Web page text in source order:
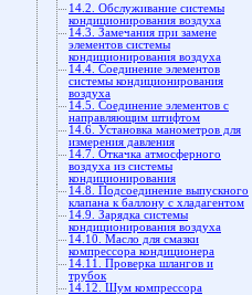
14.2. Обслуживание системы
кондиционирования воздуха
14.3. Замечания при замене
элементов системы
кондиционирования воздуха
14.4. Соединение элементов
системы кондиционирования
воздуха
14.5. Соединение элементов с
направляющим штифтом
14.6. Установка манометров для
измерения давления
14.7. Откачка атмосферного
воздуха из системы
кондиционирования
14.8. Подсоединение выпускного
клапана к баллону с хладагентом
14.9. Зарядка системы
кондиционирования воздуха
14.10. Масло для смазки
компрессора кондиционера
14.11. Проверка шлангов и
трубок
14.12. Шум компрессора